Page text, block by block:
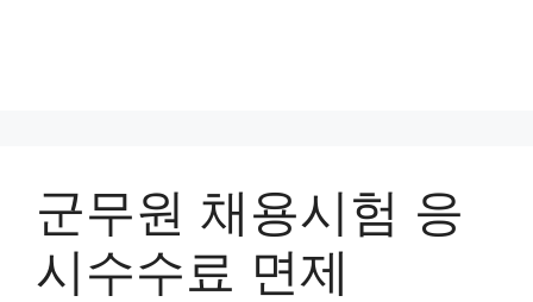
군무원 채용시험 응
시수수료 면제